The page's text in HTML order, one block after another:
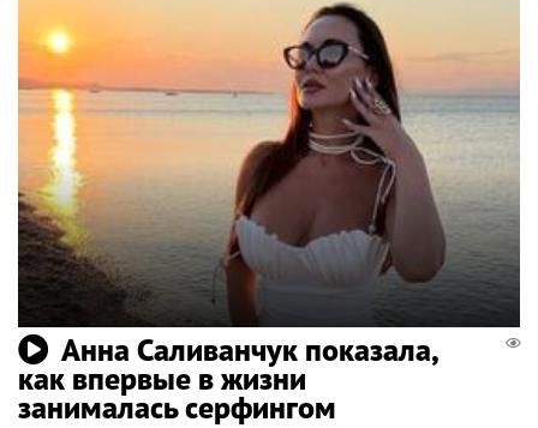
Анна Саливанчук показала,
как впервые в жизни
занималась серфингом